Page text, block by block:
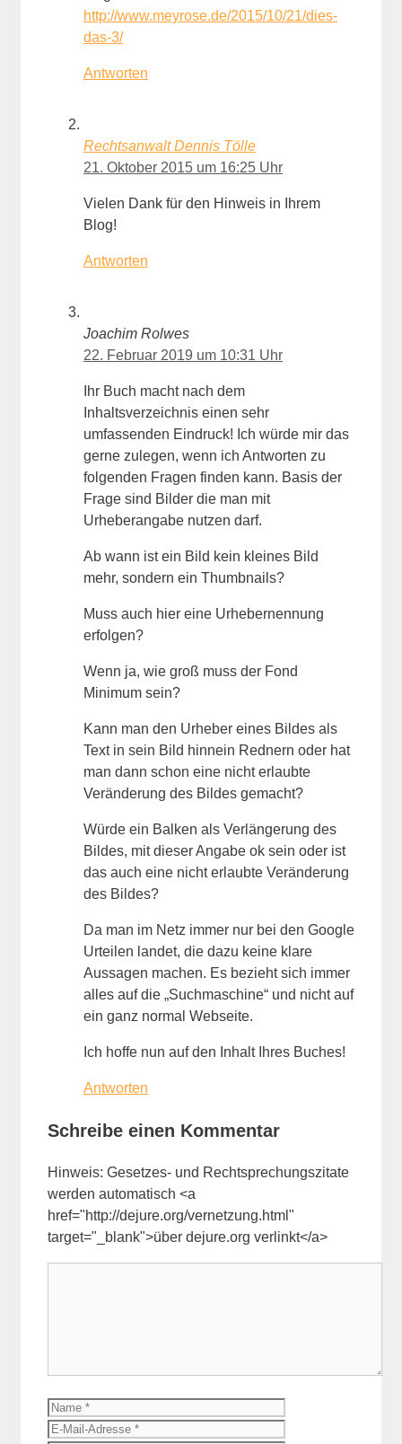
http://www.meyrose.de/2015/10/21/dies-
das-3/
Antworten
Rechtsanwalt Dennis Tölle
21. Oktober 2015 um 16:25 Uhr
Vielen Dank für den Hinweis in Ihrem
Blog!
Antworten
Joachim Rolwes
22. Februar 2019 um 10:31 Uhr
Ihr Buch macht nach dem
Inhaltsverzeichnis einen sehr
umfassenden Eindruck! Ich würde mir das
gerne zulegen, wenn ich Antworten zu
folgenden Fragen finden kann. Basis der
Frage sind Bilder die man mit
Urheberangabe nutzen darf.
Ab wann ist ein Bild kein kleines Bild
mehr, sondern ein Thumbnails?
Muss auch hier eine Urhebernennung
erfolgen?
Wenn ja, wie groß muss der Fond
Minimum sein?
Kann man den Urheber eines Bildes als
Text in sein Bild hinnein Rednern oder hat
man dann schon eine nicht erlaubte
Veränderung des Bildes gemacht?
Würde ein Balken als Verlängerung des
Bildes, mit dieser Angabe ok sein oder ist
das auch eine nicht erlaubte Veränderung
des Bildes?
Da man im Netz immer nur bei den Google
Urteilen landet, die dazu keine klare
Aussagen machen. Es bezieht sich immer
alles auf die „Suchmaschine“ und nicht auf
ein ganz normal Webseite.
Ich hoffe nun auf den Inhalt Ihres Buches!
Antworten
Schreibe einen Kommentar
Hinweis: Gesetzes- und Rechtsprechungszitate
werden automatisch <a
href="http://dejure.org/vernetzung.html"
target="_blank">über dejure.org verlinkt</a>
Name